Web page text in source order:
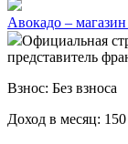
Авокадо –
Официальная
представитель
Взнос: Без взноса
Доход в месяц: